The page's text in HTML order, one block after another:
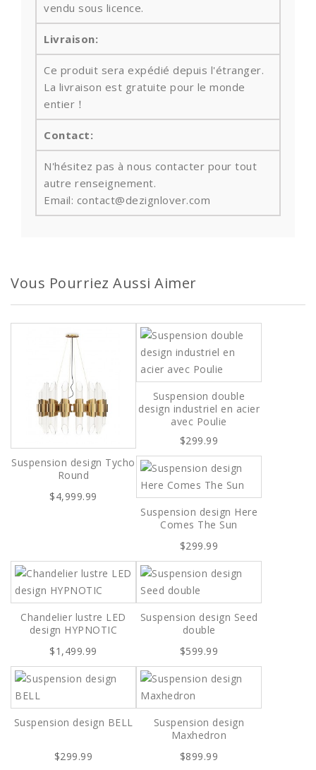
vendu sous licence.
Livraison:
Ce produit sera expédié depuis l'étranger.
La livraison est gratuite pour le monde
entier！
Contact:
N'hésitez pas à nous contacter pour tout
autre renseignement.
Email: contact@dezignlover.com
Vous Pourriez Aussi Aimer
Suspension design Tycho
Round
$4,999.99
Suspension double
design industriel en acier
avec Poulie
$299.99
Suspension design Here
Comes The Sun
$299.99
Chandelier lustre LED
design HYPNOTIC
$1,499.99
Suspension design Seed
double
$599.99
Suspension design BELL
$299.99
Suspension design
Maxhedron
$899.99